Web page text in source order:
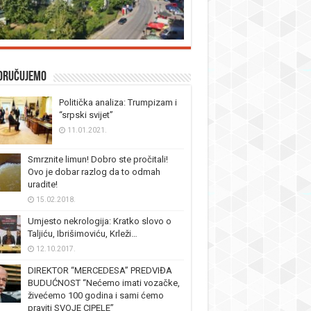
Politička analiza: Trumpizam i
“srpski svijet”
11.01.2021.
Smrznite limun! Dobro ste pročitali!
Ovo je dobar razlog da to odmah
uradite!
15.02.2018.
Umjesto nekrologija: Kratko slovo o
Taljiću, Ibrišimoviću, Krleži…
12.10.2017.
DIREKTOR “MERCEDESA” PREDVIĐA
BUDUĆNOST “Nećemo imati vozačke,
živećemo 100 godina i sami ćemo
praviti SVOJE CIPELE”